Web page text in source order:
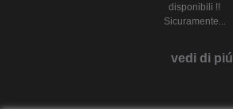
disponibili !!
Sicuramente...
vedi di piú